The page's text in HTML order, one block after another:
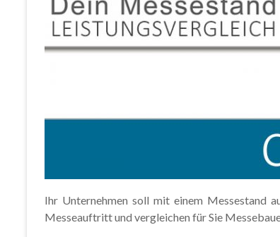
Ihr Unternehmen soll mit einem Messestand
Messeauftritt und vergleichen für Sie